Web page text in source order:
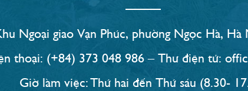
Ngoại giao Vạn Phúc, phường Ngọc Hà,
thoại: (+84) 373 048 986 – Thư điện tử:
Giờ làm việc: Thứ hai đến Thứ sáu (8.30-